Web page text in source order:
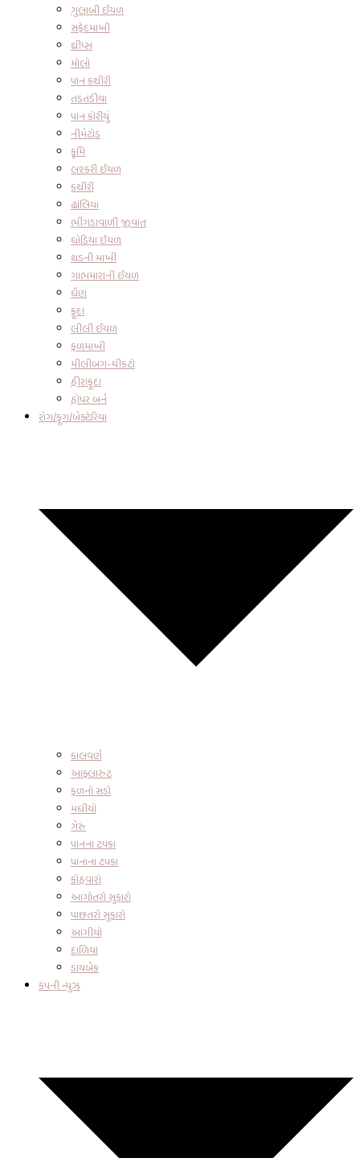
ગુલાબી ઈયળ
સફેદમાખી
થ્રીપ્સ
મોલો
પાન કથીરી
તડતડીયા
પાન કોરીયું
નીમેટોડ
કૃમિ
લશ્કરી ઈયળ
કથીરી
ઢાંલિયા
ભીંગડાવાળી જીવાત
ઘોડિયા ઈયળ
થડની માખી
ગાભમારાની ઈયળ
ધૈણ
ફૂદા
લીલી ઈયળ
ફળમાખી
મીલીબગ-ચીકટો
હીરાફૂદા
હોપર બર્ન
રોગ/ફૂગ/બેક્ટેરિયા
કાલવર્ણ
આફ્લારુટ
ફળનો સડો
મધીયો
ગેરુ
પાનના ટપકા
પાનાના ટપકા
કોહવારો
આગોતરો સુકારો
પાછતરો સુકારો
આગીયો
દાળિયા
ડાયબેક
કંપની ન્યુઝ